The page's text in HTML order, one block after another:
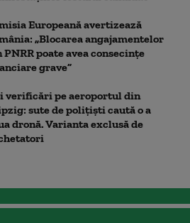
Europeană avertizează
„Blocarea angajamentelor
PNRR poate avea consecințe
grave”
verificări pe aeroportul din
sute de polițiști caută o a
dronă. Varianta exclusă de